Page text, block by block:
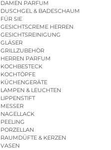
DAMEN PARFUM
DUSCHGEL & BADESCHAUM
FÜR SIE
GESICHTSCREME HERREN
GESICHTSREINIGUNG
GLÄSER
GRILLZUBEHÖR
HERREN PARFUM
KOCHBESTECK
KOCHTÖPFE
KÜCHENGERÄTE
LAMPEN & LEUCHTEN
LIPPENSTIFT
MESSER
NAGELLACK
PEELING
PORZELLAN
RAUMDÜFTE & KERZEN
VASEN